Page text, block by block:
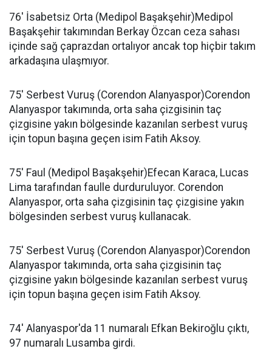
76' İsabetsiz Orta (Medipol Başakşehir)Medipol
Başakşehir takımından Berkay Özcan ceza sahası
içinde sağ çaprazdan ortalıyor ancak top hiçbir takım
arkadaşına ulaşmıyor.
75' Serbest Vuruş (Corendon Alanyaspor)Corendon
Alanyaspor takımında, orta saha çizgisinin taç
çizgisine yakın bölgesinde kazanılan serbest vuruş
için topun başına geçen isim Fatih Aksoy.
75' Faul (Medipol Başakşehir)Efecan Karaca, Lucas
Lima tarafından faulle durduruluyor. Corendon
Alanyaspor, orta saha çizgisinin taç çizgisine yakın
bölgesinden serbest vuruş kullanacak.
75' Serbest Vuruş (Corendon Alanyaspor)Corendon
Alanyaspor takımında, orta saha çizgisinin taç
çizgisine yakın bölgesinde kazanılan serbest vuruş
için topun başına geçen isim Fatih Aksoy.
74' Alanyaspor'da 11 numaralı Efkan Bekiroğlu çıktı,
97 numaralı Lusamba girdi.